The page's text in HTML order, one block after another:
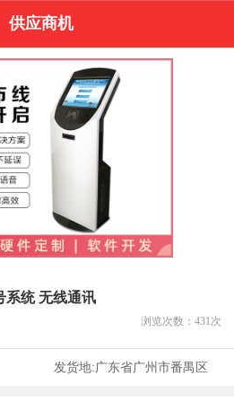
供应商机
系统 无线通讯
浏览次数： 431 次
发货地:广东省广州市番禺区